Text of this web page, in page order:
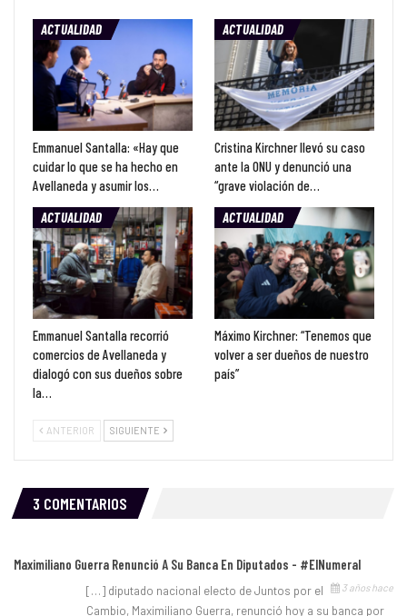
ACTUALIDAD
Emmanuel Santalla: «Hay que
cuidar lo que se ha hecho en
Avellaneda y asumir los…
ACTUALIDAD
Cristina Kirchner llevó su caso
ante la ONU y denunció una
“grave violación de…
ACTUALIDAD
Emmanuel Santalla recorrió
comercios de Avellaneda y
dialogó con sus dueños sobre
la…
ACTUALIDAD
Máximo Kirchner: “Tenemos que
volver a ser dueños de nuestro
país”
ANTERIOR SIGUIENTE
3 COMENTARIOS
Maximiliano Guerra Renunció A Su Banca En Diputados - #ElNumeral
3 años hace
[…] diputado nacional electo de Juntos por el
Cambio, Maximiliano Guerra, renunció hoy a su banca por